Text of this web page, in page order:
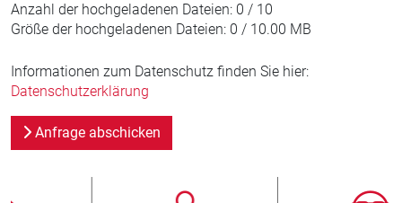
Anzahl der hochgeladenen Dateien: 0 / 10
Größe der hochgeladenen Dateien: 0 / 10.00 MB
Informationen zum Datenschutz finden Sie hier:
Datenschutzerklärung
Anfrage abschicken